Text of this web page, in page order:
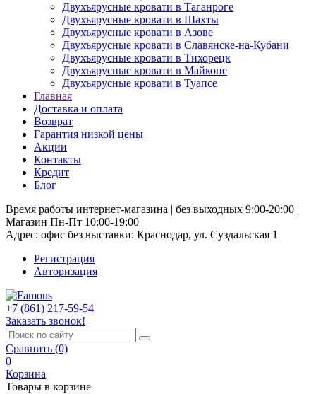
Двухъярусные кровати в Таганроге
Двухъярусные кровати в Шахты
Двухъярусные кровати в Азове
Двухъярусные кровати в Славянске-на-Кубани
Двухъярусные кровати в Тихорецк
Двухъярусные кровати в Майкопе
Двухъярусные кровати в Туапсе
Главная
Доставка и оплата
Возврат
Гарантия низкой цены
Акции
Контакты
Кредит
Блог
Время работы интернет-магазина | без выходных 9:00-20:00 |
Магазин Пн-Пт 10:00-19:00
Адрес: офис без выставки: Краснодар, ул. Суздальская 1
Регистрация
Авторизация
+7 (861) 217-59-54
Заказать звонок!
Сравнить (0)
0
Корзина
Товары в корзине